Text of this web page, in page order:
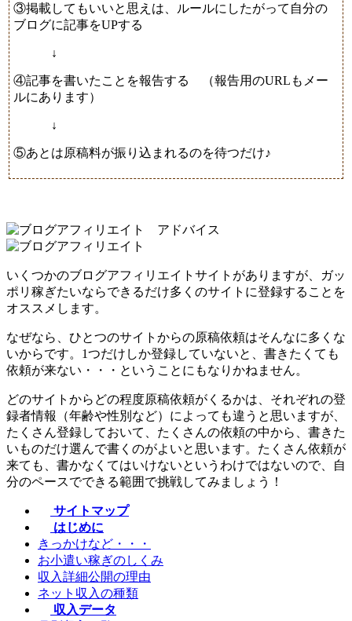
③掲載してもいいと思えは、ルールにしたがって自分の
ブログに記事をUPする
↓
④記事を書いたことを報告する （報告用のURLもメー
ルにあります）
↓
⑤あとは原稿料が振り込まれるのを待つだけ♪
アドバイス
いくつかのブログアフィリエイトサイトがありますが、
ガッ
ポリ稼ぎたいならできるだけ多くのサイトに登録することを
オススメします。
なぜなら、ひとつのサイトからの原稿依頼はそんなに多くな
いからです。1つだけしか登録していないと、書きたくても
依頼が来ない・・・ということにもなりかねません。
どのサイトからどの程度原稿依頼がくるかは、それぞれの登
録者情報（年齢や性別など）によっても違うと思いますが、
たくさん登録しておいて、たくさんの依頼の中から、書きた
いものだけ選んで書くのがよいと思います。たくさん依頼が
来ても、書かなくてはいけないというわけではないので、自
分のペースでできる範囲で挑戦してみましょう！
サイトマップ
はじめに
きっかけなど・・・
お小遣い稼ぎのしくみ
収入詳細公開の理由
ネット収入の種類
収入データ